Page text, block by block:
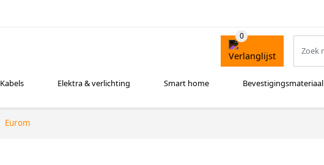
Kabels Elektra & verlichting Smart home Bevestigingsmateriaal
Eurom